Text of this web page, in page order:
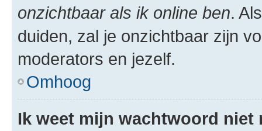
onzichtbaar als ik online ben.
duiden, zal je onzichtbaar zijn
moderators en jezelf.
Omhoog
Ik weet mijn wachtwoord niet